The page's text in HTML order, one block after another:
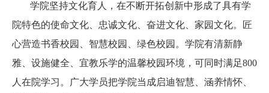
学院坚持文化育人，在不断开拓创新中形成了具有学
院特色的使命文化、忠诚文化、奋进文化、家园文化。匠
心营造书香校园、智慧校园、绿色校园。学院有清新静
雅、设施健全、宜教乐学的温馨校园环境，可同时满足800
人在院学习。广大学员把学院当成启迪智慧、涵养情怀、